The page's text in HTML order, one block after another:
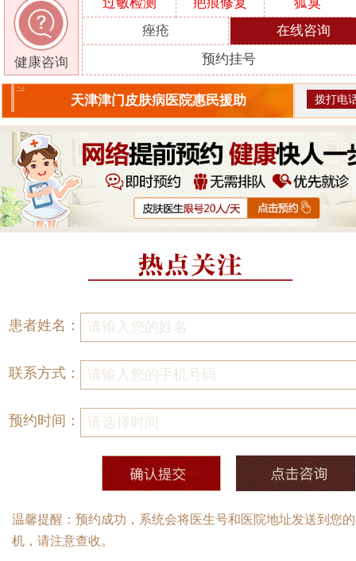
健康咨询
痤疮
在线咨询
预约挂号
天津津门皮肤病医院惠民援助 拨打电
患者姓名：
联系方式：
预约时间：
温馨提醒：预约成功，系统会将医生号和医院地址发送到您
机，请注意查收。